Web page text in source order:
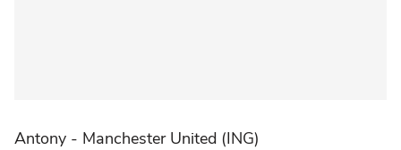
Antony - Manchester United (ING)